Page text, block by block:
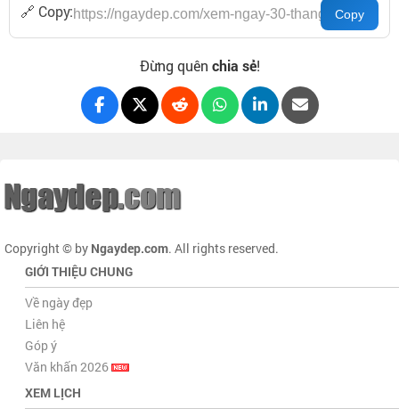
🔗 Copy:
Đừng quên chia sẻ!
Copyright © by Ngaydep.com. All rights reserved.
GIỚI THIỆU CHUNG
Về ngày đẹp
Liên hệ
Góp ý
Văn khấn 2026
XEM LỊCH